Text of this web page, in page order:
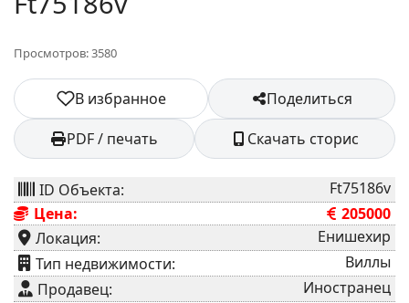
Просмотров: 3580
В избранное
Поделиться
PDF / печать
Скачать сторис
ID Объекта:
Ft75186v
Цена:
205000
Локация:
Енишехир
⁠Тип недвижимости:
Виллы
Продавец:
Иностранец